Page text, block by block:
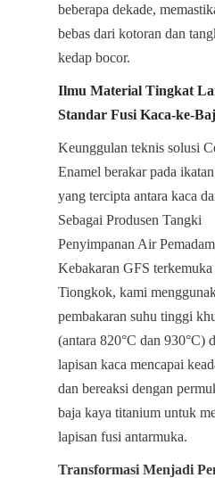
beberapa dekade,
bebas dari kotoran dan
kedap bocor.
Ilmu Material Tingkat
Standar Fusi Kaca-ke-
Keunggulan teknis solusi
Enamel berakar pada
yang tercipta antara kaca
Sebagai Produsen Tangki
Penyimpanan Air Pemadam
Kebakaran GFS terkemuka
Tiongkok, kami
pembakaran suhu tinggi
(antara 820°C dan 930°C)
lapisan kaca mencapai
dan bereaksi dengan
baja kaya titanium untuk
lapisan fusi antarmuka.
Transformasi Menjadi